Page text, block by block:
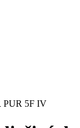
PUR 5F IV